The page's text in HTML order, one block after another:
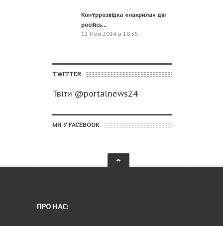
Контррозвідка «накрила» дві
російсь...
12 Ноя 2014 в 10:35
TWITTER
Твіти @portalnews24
МИ У FACEBOOK
ПРО НАС: